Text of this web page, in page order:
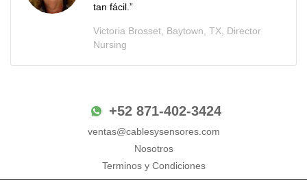
tan fácil.”
Victoria Brosset, Baytown, TX, Director
Nursing
+52 871-402-3424
ventas@cablesysensores.com
Nosotros
Terminos y Condiciones